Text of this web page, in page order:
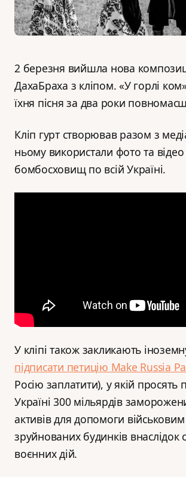
2 березня вийшла нова
ДахаБраха з кліпом. «У горлі
їхня пісня за два роки
Кліп гурт створював разом з
ньому використали фото та
бомбосховищ по всій Україні.
У кліпі також закликають
підписати петицію Make Russia
Росію заплатити), у якій просять
Україні 300 мільярдів
активів для допомоги
зруйнованих будинків внаслідок
воєнних дій.